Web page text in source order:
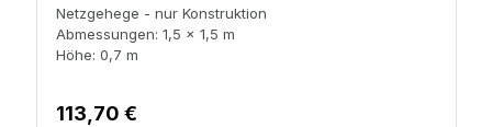
Netzgehege - nur Konstruktion
Abmessungen: 1,5 x 1,5 m
Höhe: 0,7 m
113,70 €